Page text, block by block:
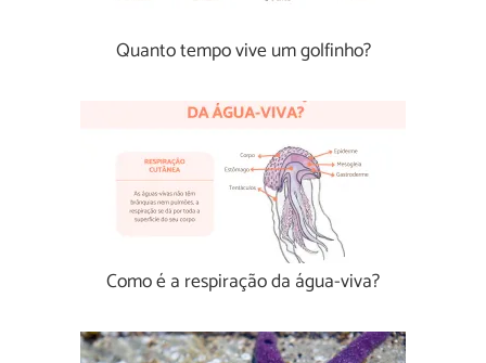
Quanto tempo vive um golfinho?
Como é a respiração da água-viva?